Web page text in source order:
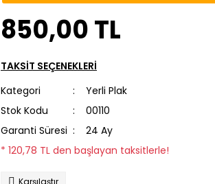
850,00 TL
TAKSİT SEÇENEKLERİ
Kategori
Yerli Plak
Stok Kodu
00110
Garanti Süresi
24 Ay
* 120,78 TL den başlayan taksitlerle!
Karşılaştır